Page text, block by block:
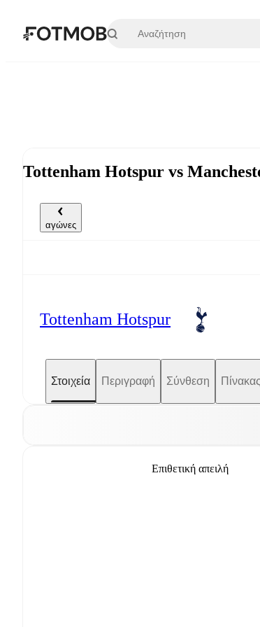
Tottenham Hotspur vs
αγώνες
Tottenham Hotspur
Στοιχεία Περιγραφή Σύνθεση Πίνακας
Επιθετική απειλή